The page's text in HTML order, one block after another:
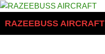
Saltar
contenido
RAZEEBUSS AIRCRAFT